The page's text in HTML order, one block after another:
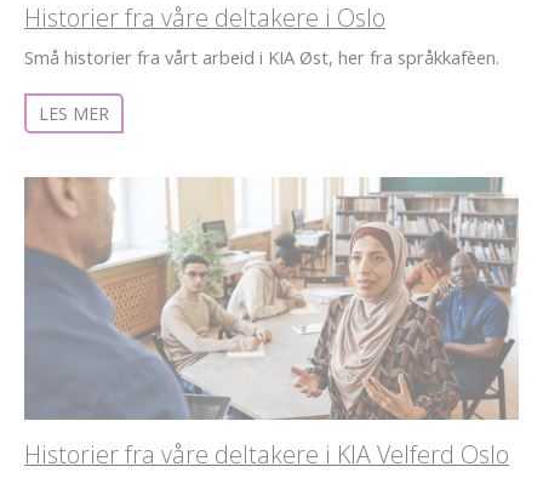
Historier fra våre deltakere i Oslo
Små historier fra vårt arbeid i KIA Øst, her fra språkkafèen.
LES MER
Historier fra våre deltakere i KIA Velferd Oslo